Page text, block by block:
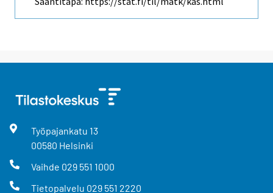
Työpajankatu 13
00580 Helsinki
Vaihde 029 551 1000
Tietopalvelu 029 551 2220